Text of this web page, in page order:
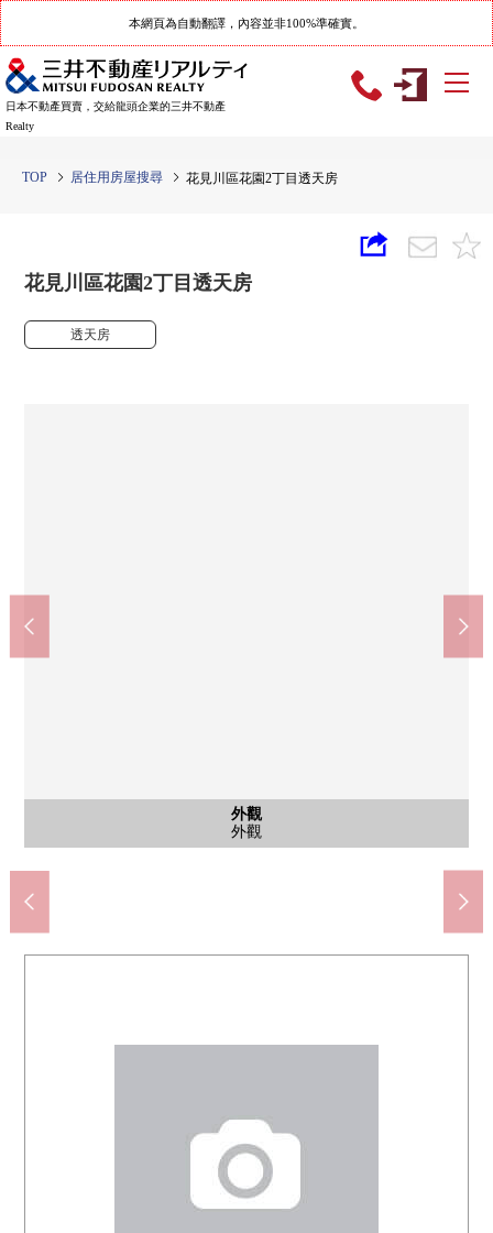
本網頁為自動翻譯，內容並非100%準確實。
日本不動產買賣，交給龍頭企業的三井不動產
Realty
TOP 居住用房屋搜尋 花見川區花園2丁目透天房
花見川區花園2丁目透天房
透天房
外觀
外觀
外觀
外觀
外觀
外觀
含有前面道路的外觀
風景
含有前面道路的外觀
外觀
外觀
外觀
外觀
外觀
千葉市立花園小學(約500m)
千葉市立花園中學(約400m)
西友新檢見川商店(約500m)
yakkusudoraggu新檢見川商店(約220m)
千葉花園郵局(約350m)